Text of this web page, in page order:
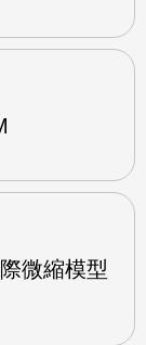
微縮模型